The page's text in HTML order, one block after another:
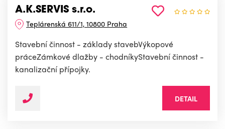
A.K.SERVIS s.r.o.
Teplárenská 611/1, 10800 Praha
Stavební činnost - základy stavebVýkopové
práceZámkové dlažby - chodníkyStavební činnost -
kanalizační přípojky.
DETAIL